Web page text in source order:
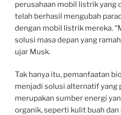
perusahaan mobil listrik yang
telah berhasil mengubah
dengan mobil listrik mereka.
solusi masa depan yang
ujar Musk.
Tak hanya itu, pemanfaatan
menjadi solusi alternatif yang
merupakan sumber energi
organik, seperti kulit buah